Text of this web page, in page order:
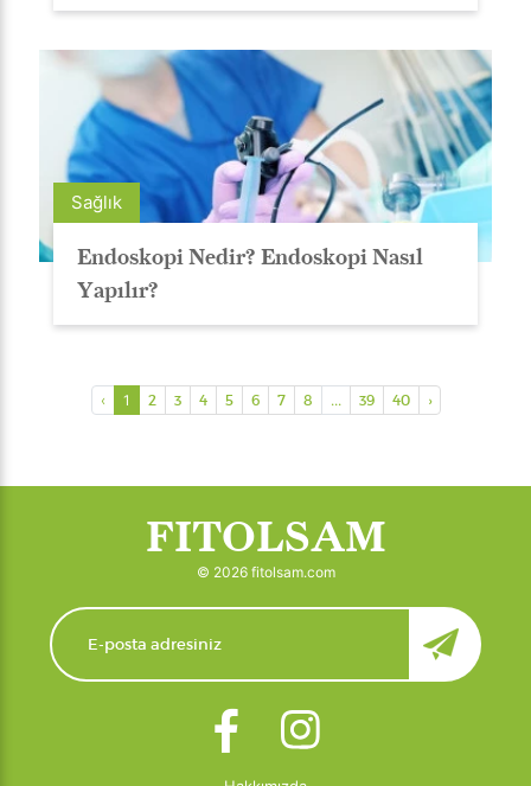
Sağlık
Endoskopi Nedir? Endoskopi Nasıl
Yapılır?
‹ 1 2 3 4 5 6 7 8 ... 39 40 ›
FITOLSAM
© 2026 fitolsam.com